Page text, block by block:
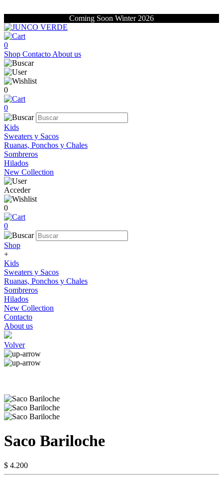
Coming Soon Winter 2026
0
Shop Contacto About us
0
0
Kids
Sweaters y Sacos
Ruanas, Ponchos y Chales
Sombreros
Hilados
New Collection
Acceder
0
0
Shop
+
Kids
Sweaters y Sacos
Ruanas, Ponchos y Chales
Sombreros
Hilados
New Collection
Contacto
About us
Volver
Saco Bariloche
$ 4.200